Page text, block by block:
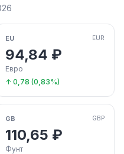
EU EUR
94,84 ₽
Евро
↑ 0,78 (0,83%)
GB GBP
110,65 ₽
Фунт